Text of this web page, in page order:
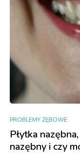
PROBLEMY ZĘBOWE
Płytka
nazębny i czy